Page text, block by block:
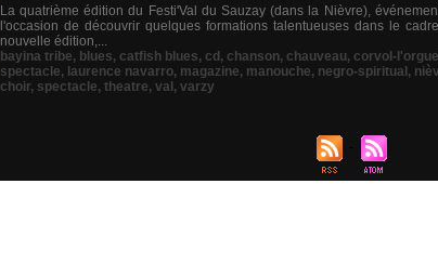
La quatrième édition du Festi'Val du Sauzay (dans la Nièvre),
l'occasion de découvrir quelques formations talentueuses dans le
nouvelle édition,...
bayina tribe, blues, catfish blues, cd , chanson, chauveau, corvol-
spectacle, laurence navarro, magazine, manouche, negro-spiritual ,
choir, spectacle, theatre, val , varzy